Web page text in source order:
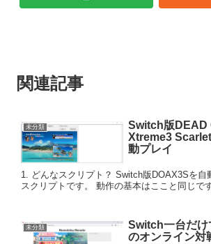
関連記事
未分類
Switch版DEAD
Xtreme3
動プレイ
1. どんなスクリプト？ Switch版DOAX3Sを自
スクリプトです。 動作の基本はここと同じです
未分類
Switch一台だ
のオンライン対